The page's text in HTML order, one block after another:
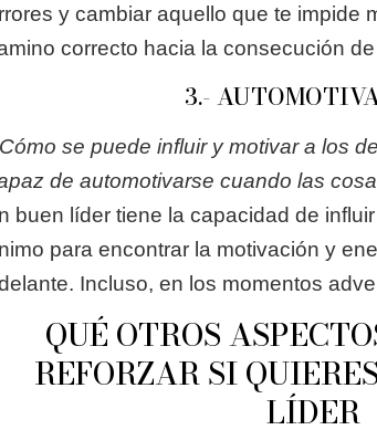
y cambiar aquello que te impide
correcto hacia la consecución
3.-
se puede influir y motivar a los
de automotivarse cuando las
buen líder tiene la capacidad de
para encontrar la motivación y
Incluso, en los momentos
QUÉ OTROS
REFORZAR SI
LÍDER